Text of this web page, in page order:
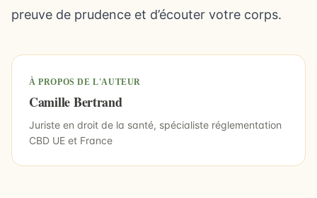
preuve de prudence et d’écouter votre corps.
À PROPOS DE L'AUTEUR
Camille Bertrand
Juriste en droit de la santé, spécialiste réglementation
CBD UE et France